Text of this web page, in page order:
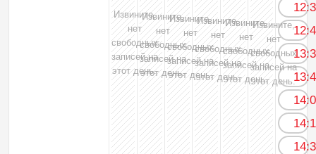
Извините,
нет
свободных
записей на
этот день.
Извините,
нет
свободных
записей на
этот день.
Извините,
нет
свободных
записей на
этот день.
Извините,
нет
свободных
записей на
этот день.
Извините,
нет
свободных
записей на
этот день.
Извините,
нет
свободных
записей на
этот день.